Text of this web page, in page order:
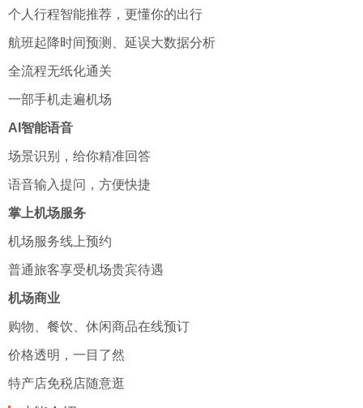
个人行程智能推荐，更懂你的出行
航班起降时间预测、延误大数据分析
全流程无纸化通关
一部手机走遍机场
AI智能语音
场景识别，给你精准回答
语音输入提问，方便快捷
掌上机场服务
机场服务线上预约
普通旅客享受机场贵宾待遇
机场商业
购物、餐饮、休闲商品在线预订
价格透明，一目了然
特产店免税店随意逛